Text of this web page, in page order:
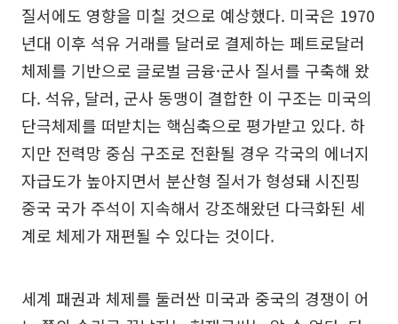
질서에도 영향을 미칠 것으로 예상했다. 미국은 1970
년대 이후 석유 거래를 달러로 결제하는 페트로달러
체제를 기반으로 글로벌 금융·군사 질서를 구축해 왔
다. 석유, 달러, 군사 동맹이 결합한 이 구조는 미국의
단극체제를 떠받치는 핵심축으로 평가받고 있다. 하
지만 전력망 중심 구조로 전환될 경우 각국의 에너지
자급도가 높아지면서 분산형 질서가 형성돼 시진핑
중국 국가 주석이 지속해서 강조해왔던 다극화된 세
계로 체제가 재편될 수 있다는 것이다.
세계 패권과 체제를 둘러싼 미국과 중국의 경쟁이 어